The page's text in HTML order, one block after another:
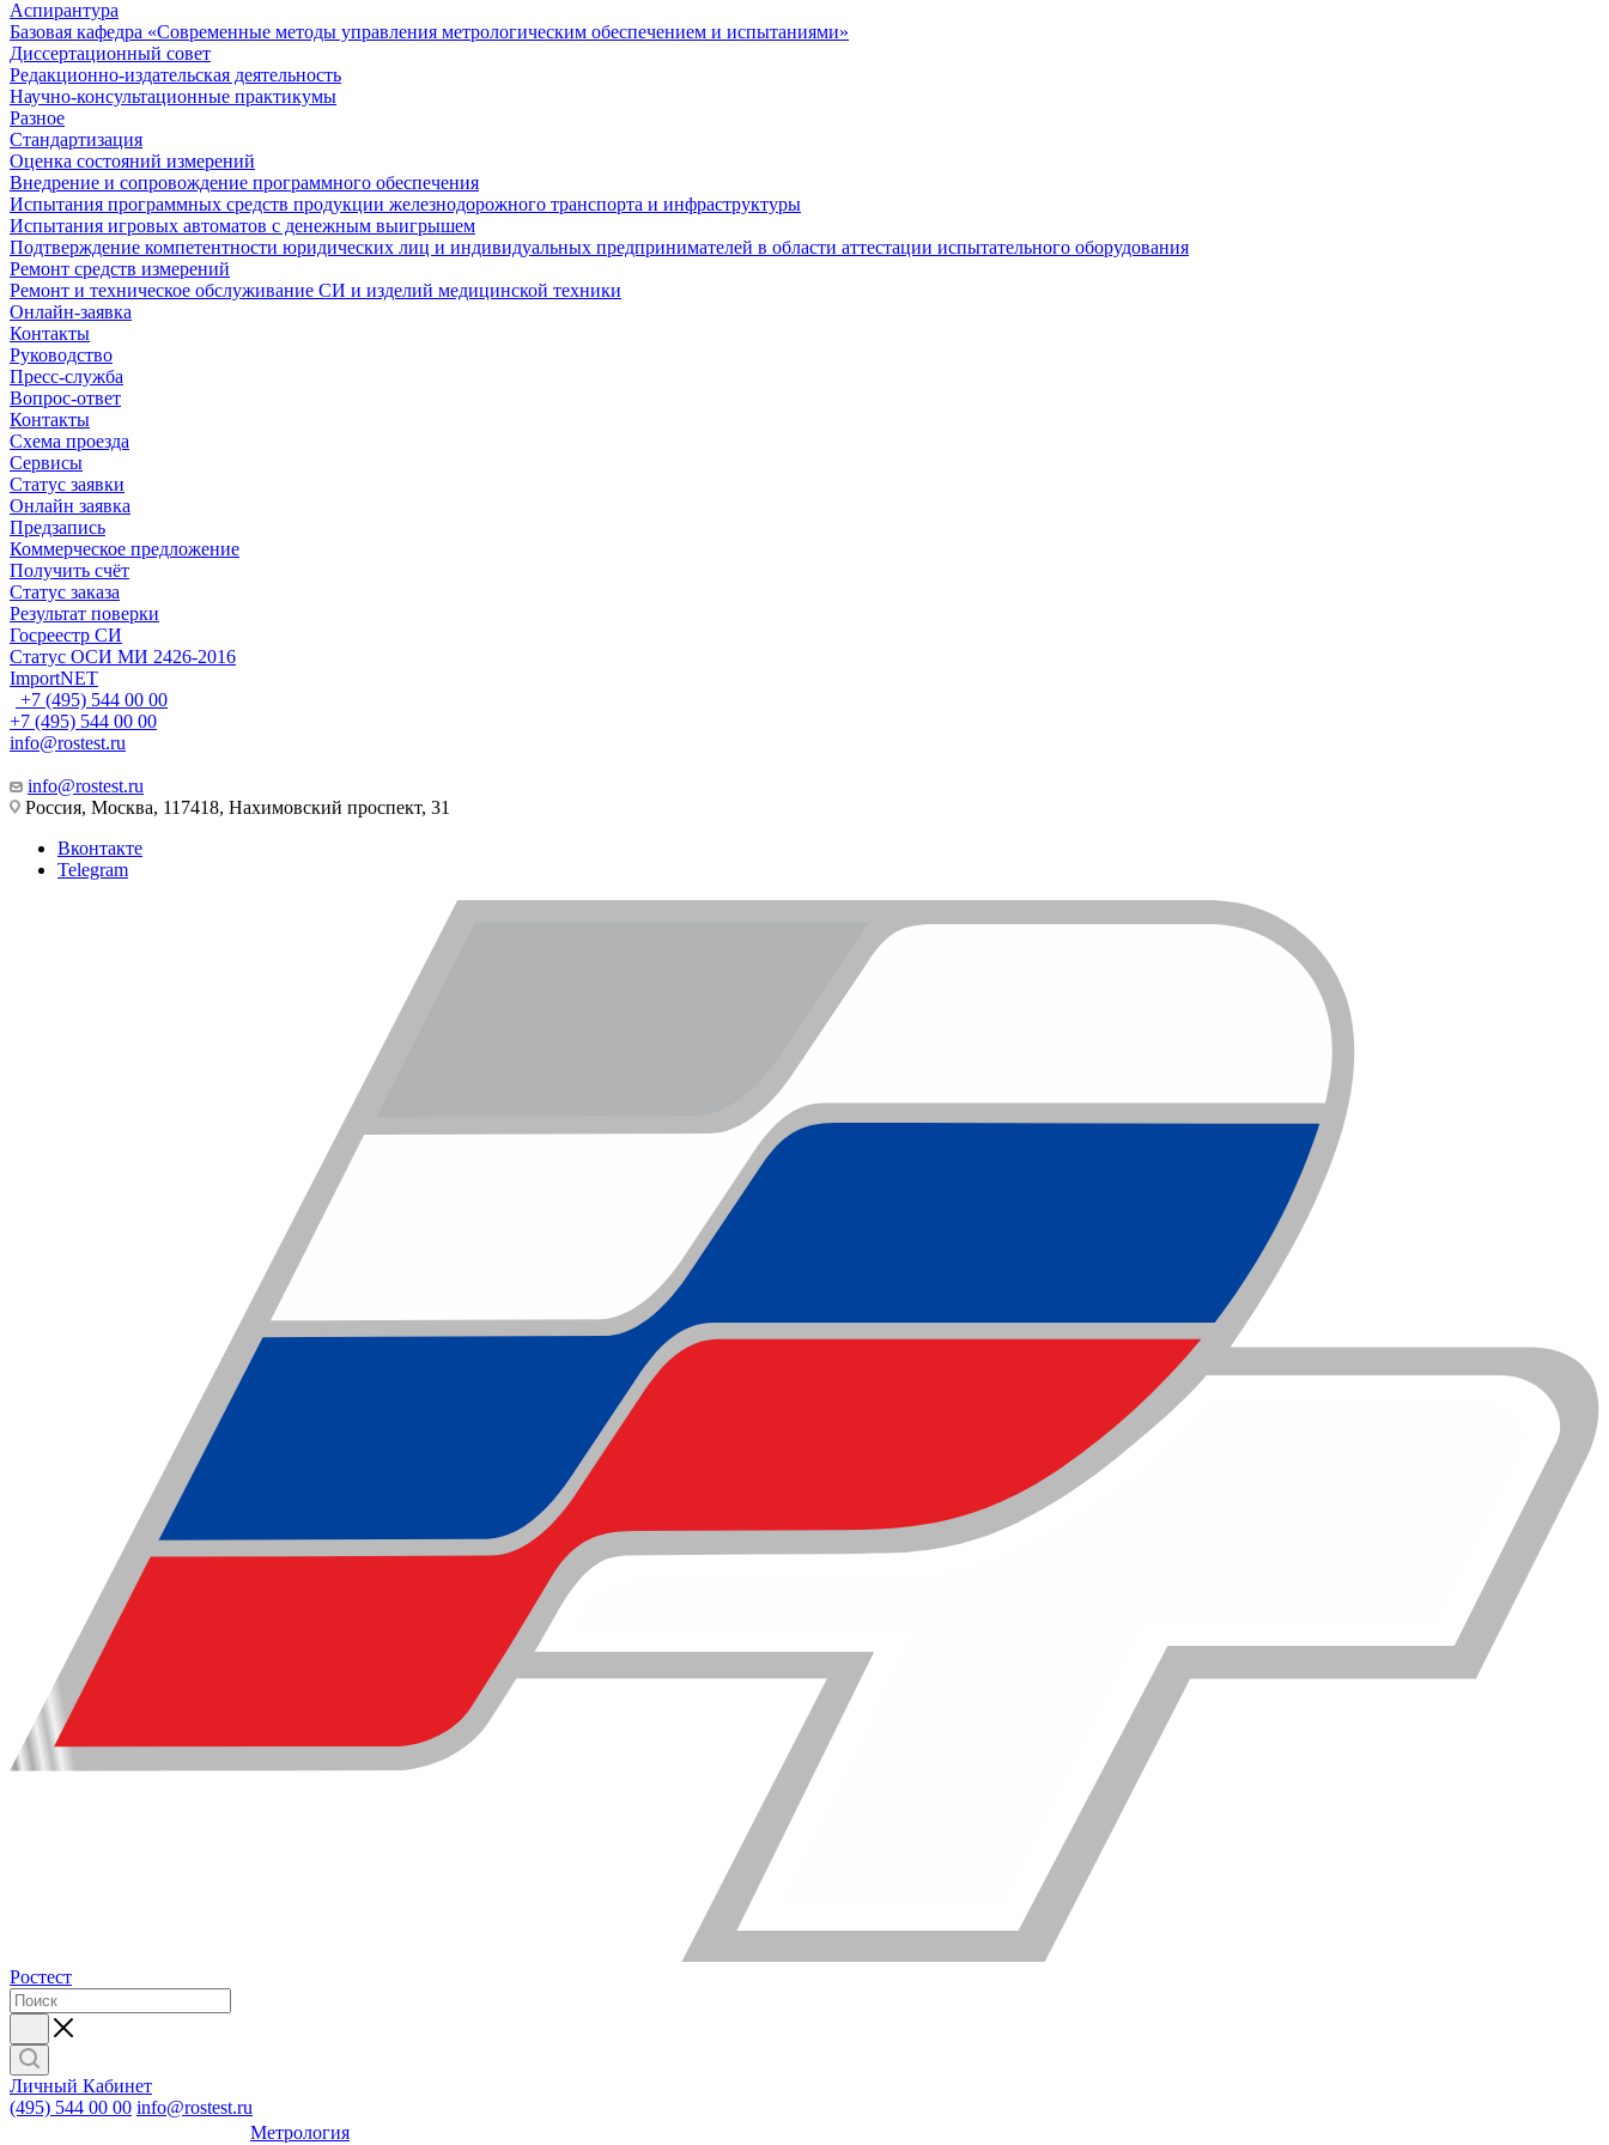
Аспирантура
Базовая кафедра «Современные методы управления метрологическим обеспечением и испытаниями»
Диссертационный совет
Редакционно-издательская деятельность
Научно-консультационные практикумы
Разное
Стандартизация
Оценка состояний измерений
Внедрение и сопровождение программного обеспечения
Испытания программных средств продукции железнодорожного транспорта и инфраструктуры
Испытания игровых автоматов с денежным выигрышем
Подтверждение компетентности юридических лиц и индивидуальных предпринимателей в области аттестации испытательного оборудования
Ремонт средств измерений
Ремонт и техническое обслуживание СИ и изделий медицинской техники
Онлайн-заявка
Контакты
Руководство
Пресс-служба
Вопрос-ответ
Контакты
Схема проезда
Сервисы
Статус заявки
Онлайн заявка
Предзапись
Коммерческое предложение
Получить счёт
Статус заказа
Результат поверки
Госреестр СИ
Статус ОСИ МИ 2426-2016
ImportNET
+7 (495) 544 00 00
+7 (495) 544 00 00
info@rostest.ru
info@rostest.ru
Россия, Москва, 117418, Нахимовский проспект, 31
Вконтакте
Telegram
Ростест
Личный Кабинет
(495) 544 00 00 info@rostest.ru
Метрология